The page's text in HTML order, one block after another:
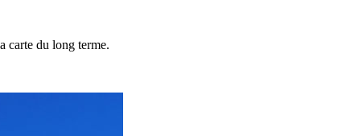
carte du long terme.